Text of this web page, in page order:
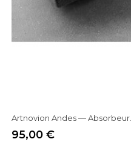
Artnovion Andes — Absorbeur...
Prix
95,00 €